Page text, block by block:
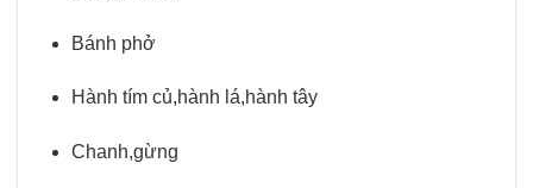
Bánh phở
Hành tím củ,hành lá,hành tây
Chanh,gừng